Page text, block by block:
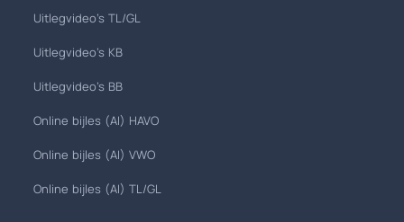
Uitlegvideo's TL/GL
Uitlegvideo's KB
Uitlegvideo's BB
Online bijles (AI) HAVO
Online bijles (AI) VWO
Online bijles (AI) TL/GL